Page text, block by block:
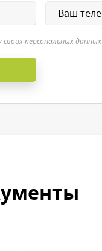
персональных данных